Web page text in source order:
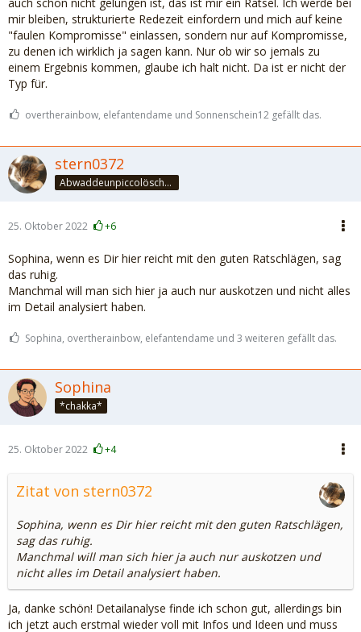
mir bleiben, strukturierte Redezeit einfordern und mich auf keine
"faulen Kompromisse" einlassen, sondern nur auf Kompromisse,
zu denen ich wirklich ja sagen kann. Nur ob wir so jemals zu
einem Ergebnis kommen, glaube ich halt nicht. Da ist er nicht der
Typ für.
overtherainbow, elefantendame und Sonnenschein12 gefällt das.
stern0372
Abwaddeunpiccolöschedrinke
25. Oktober 2022 +6
Sophina, wenn es Dir hier reicht mit den guten Ratschlägen, sag
das ruhig.
Manchmal will man sich hier ja auch nur auskotzen und nicht alles
im Detail analysiert haben.
Sophina, overtherainbow, elefantendame und 3 weiteren gefällt das.
Sophina
*chakka*
25. Oktober 2022 +4
Zitat von stern0372
Sophina, wenn es Dir hier reicht mit den guten Ratschlägen,
sag das ruhig.
Manchmal will man sich hier ja auch nur auskotzen und
nicht alles im Detail analysiert haben.
Ja, danke schön! Detailanalyse finde ich schon gut, allerdings bin
ich jetzt auch erstmal wieder voll mit Infos und Ideen und muss